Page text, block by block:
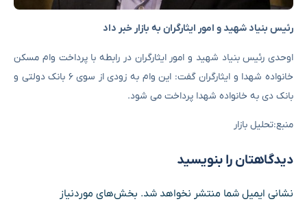
رئیس بنیاد شهید و امور ایثارگران به بازار خبر داد
اوحدی رئیس بنیاد شهید و امور ایثارگران در رابطه با پرداخت وام مسکن
خانواده شهدا و ایثارگران گفت: این وام به زودی از سوی ۶ بانک دولتی و
بانک دی به خانواده شهدا پرداخت می شود.
منبع:تحلیل بازار
دیدگاهتان را بنویسید
نشانی ایمیل شما منتشر نخواهد شد. بخش‌های موردنیاز